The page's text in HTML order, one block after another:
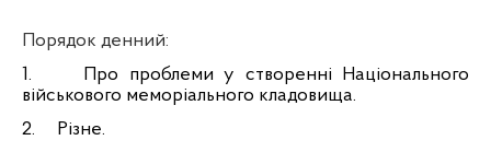
Порядок денний:
1.
Про проблеми у створенні Національного
військового меморіального кладовища.
2.
Різне.